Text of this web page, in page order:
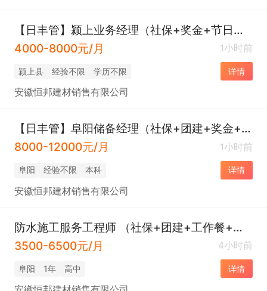
【日丰管】颍上业务经理（社保+奖金+节日福利）
4000-8000元/月
1小时前
颍上县 经验不限 学历不限 详情
安徽恒邦建材销售有限公司
【日丰管】阜阳储备经理（社保+团建+奖金+生日福利+节日福利）
8000-12000元/月
1小时前
阜阳 经验不限 本科 详情
安徽恒邦建材销售有限公司
防水施工服务工程师 （社保+团建+工作餐+福利）
3500-6500元/月
4小时前
阜阳 1年 高中 详情